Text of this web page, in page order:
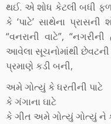
થઈ. એ શોધ કેટલી બધી
કે ‘પાટે’ સાથેના
“વનરાની વાટે”,
આવેલા સૂચનોમાંથી છેવટની
પ્રમાણે કડી બની,
અમે ગોત્યું કે ધરતીની પાટે
કે ગંગાના ઘાટે
કે ગીત અમે ગોત્યું ગોત્યું ને